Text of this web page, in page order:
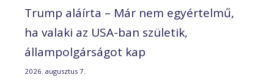
Trump aláírta – Már nem egyértelmű,
ha valaki az USA-ban születik,
állampolgárságot kap
2026. augusztus 7.